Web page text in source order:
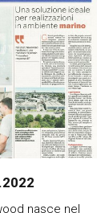
nasce nel